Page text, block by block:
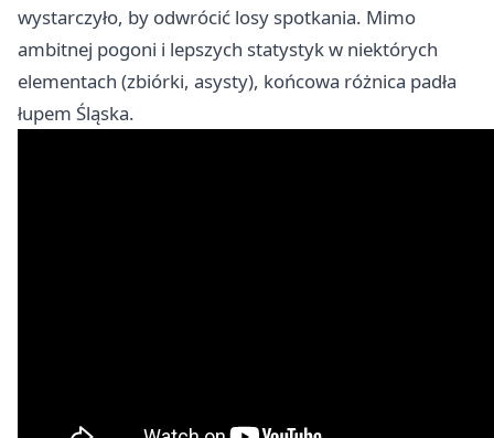
wystarczyło, by odwrócić losy spotkania. Mimo
ambitnej pogoni i lepszych statystyk w niektórych
elementach (zbiórki, asysty), końcowa różnica padła
łupem Śląska.